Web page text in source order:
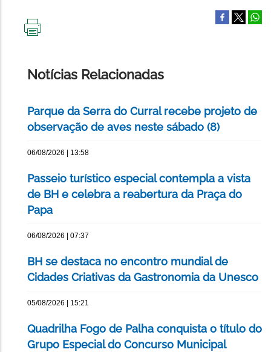
Notícias Relacionadas
Parque da Serra do Curral recebe projeto de
observação de aves neste sábado (8)
06/08/2026 | 13:58
Passeio turístico especial contempla a vista
de BH e celebra a reabertura da Praça do
Papa
06/08/2026 | 07:37
BH se destaca no encontro mundial de
Cidades Criativas da Gastronomia da Unesco
05/08/2026 | 15:21
Quadrilha Fogo de Palha conquista o título do
Grupo Especial do Concurso Municipal